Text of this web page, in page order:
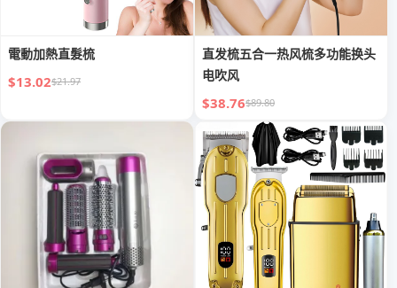
電動加熱直髮梳
$13.02$21.97
直发梳五合一热风梳多功能换头
电吹风
$38.76$89.80